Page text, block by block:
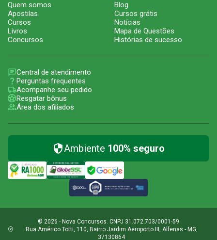
Quem somos
Apostilas
Cursos
Livros
Concursos
Blog
Cursos grátis
Notícias
Mapa de Questões
Histórias de sucesso
Central de atendimento
Perguntas frequentes
Acompanhe seu pedido
Resgatar bônus
Área dos afiliados
Ambiente 100% seguro
© 2026 - Nova Concursos. CNPJ 31.072.703/0001-59
Rua Américo Totti, 110, Bairro Jardim Aeroporto III, Alfenas - MG,
37130864